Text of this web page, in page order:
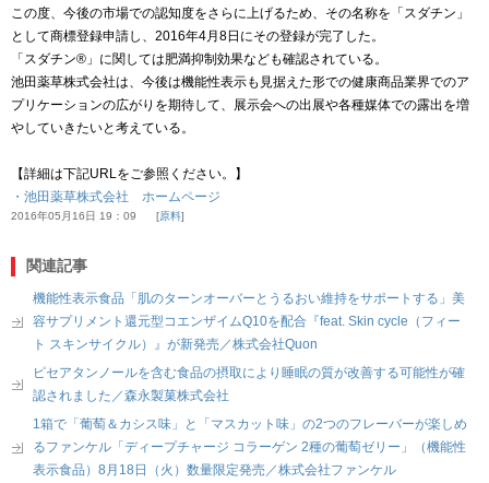
この度、今後の市場での認知度をさらに上げるため、その名称を「スダチン」
として商標登録申請し、2016年4月8日にその登録が完了した。
「スダチン®」に関しては肥満抑制効果なども確認されている。
池田薬草株式会社は、今後は機能性表示も見据えた形での健康商品業界でのア
プリケーションの広がりを期待して、展示会への出展や各種媒体での露出を増
やしていきたいと考えている。
【詳細は下記URLをご参照ください。】
・池田薬草株式会社 ホームページ
2016年05月16日 19：09 原料
関連記事
機能性表示食品「肌のターンオーバーとうるおい維持をサポートする」美
容サプリメント還元型コエンザイムQ10を配合『feat. Skin cycle（フィー
ト スキンサイクル）』が新発売／株式会社Quon
ピセアタンノールを含む食品の摂取により睡眠の質が改善する可能性が確
認されました／森永製菓株式会社
1箱で「葡萄＆カシス味」と「マスカット味」の2つのフレーバーが楽しめ
るファンケル「ディープチャージ コラーゲン 2種の葡萄ゼリー」（機能性
表示食品）8月18日（火）数量限定発売／株式会社ファンケル